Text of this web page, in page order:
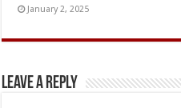
January 2, 2025
Leave a Reply